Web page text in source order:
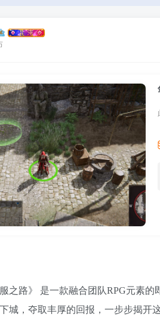
服之路》 是一款融合团队RPG元素
城，夺取丰厚的回报，一步步揭开